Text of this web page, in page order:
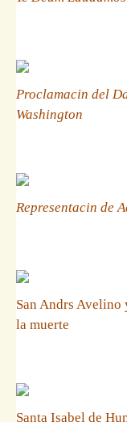
Proclamacin del
Washington
Representacin de
San Andrs
la muerte
Santa Isabel de